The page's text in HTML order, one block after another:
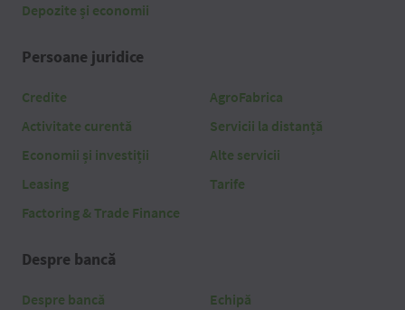
Depozite și economii
Persoane juridice
Credite
Activitate curentă
Economii și investiții
Leasing
Factoring & Trade Finance
AgroFabrica
Servicii la distanță
Alte servicii
Tarife
Despre bancă
Despre bancă
Echipă